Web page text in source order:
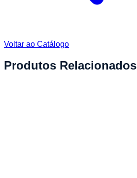
Voltar ao Catálogo
Produtos Relacionados